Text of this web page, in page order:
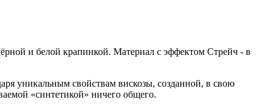
и белой крапинкой. Материал с эффектом Стрейч - в
уникальным свойствам вискозы, созданной, в свою
«синтетикой» ничего общего.